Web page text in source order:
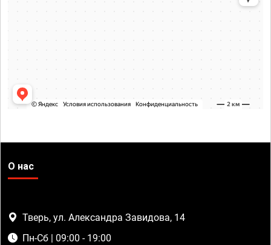
О нас
Тверь, ул. Александра Завидова, 14
Пн-Сб | 09:00 - 19:00